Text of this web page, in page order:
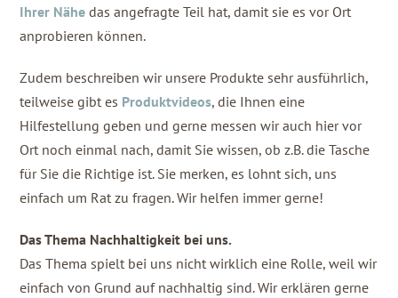
Ihrer Nähe das angefragte Teil hat, damit sie es vor Ort
anprobieren können.
Zudem beschreiben wir unsere Produkte sehr ausführlich,
teilweise gibt es Produktvideos, die Ihnen eine
Hilfestellung geben und gerne messen wir auch hier vor
Ort noch einmal nach, damit Sie wissen, ob z.B. die Tasche
für Sie die Richtige ist. Sie merken, es lohnt sich, uns
einfach um Rat zu fragen. Wir helfen immer gerne!
Das Thema Nachhaltigkeit bei uns.
Das Thema spielt bei uns nicht wirklich eine Rolle, weil wir
einfach von Grund auf nachhaltig sind. Wir erklären gerne